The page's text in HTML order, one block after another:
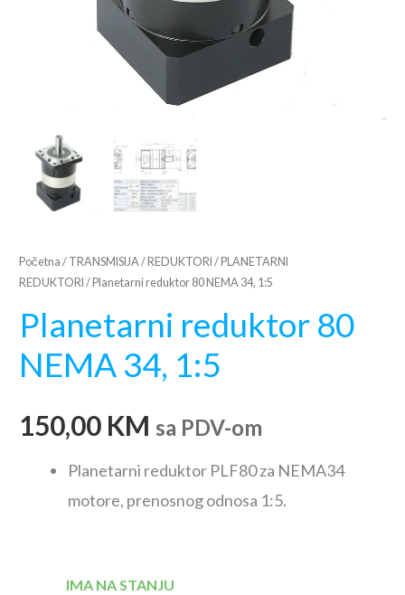
Početna / TRANSMISIJA/ REDUKTORI / PLANETARNI
REDUKTORI / Planetarni reduktor 80 NEMA 34, 1:5
Planetarni reduktor 80
NEMA 34, 1:5
150,00 KM sa PDV-om
Planetarni reduktor PLF80 za NEMA34
motore, prenosnog odnosa 1:5.
IMA NA STANJU